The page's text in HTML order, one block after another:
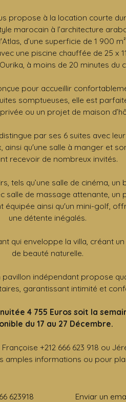
propose à la location courte
marocain à l’architecture
d’une superficie de 1 900
une piscine chauffée de 25 x
à moins de 20 minutes du
pour accueillir
somptueuses, elle est
ou un projet de maison
par ses 6 suites avec
ainsi qu'une salle à manger et
recevoir de nombreux invités.
tels qu’une salle de cinéma, un
salle de massage attenante, un
équipée ainsi qu'un mini-golf,
une détente inégalés.
qui enveloppe la villa, créant
de beauté naturelle.
pavillon indépendant propose
garantissant intimité et
4 755 Euros soit la
du 17 au 27 Décembre.
+212 666 623 918 ou
amples informations ou pour
623918 Enviar un